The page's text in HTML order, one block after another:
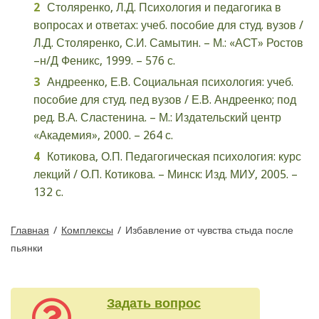
Столяренко, Л.Д. Психология и педагогика в
вопросах и ответах: учеб. пособие для студ. вузов /
Л.Д. Столяренко, С.И. Самытин. – М.: «АСТ» Ростов
–н/Д Феникс, 1999. – 576 с.
Андреенко, Е.В. Социальная психология: учеб.
пособие для студ. пед вузов / Е.В. Андреенко; под
ред. В.А. Сластенина. – М.: Издательский центр
«Академия», 2000. – 264 с.
Котикова, О.П. Педагогическая психология: курс
лекций / О.П. Котикова. – Минск: Изд. МИУ, 2005. –
132 с.
Главная / Комплексы / Избавление от чувства стыда после
пьянки
Задать вопрос